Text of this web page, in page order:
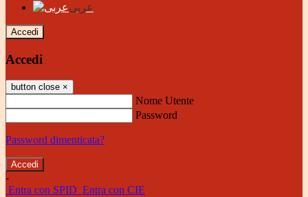
عربى
Accedi
Accedi
button close ×
Nome Utente
Password
Password dimenticata?
-
Entra con SPID Entra con CIE